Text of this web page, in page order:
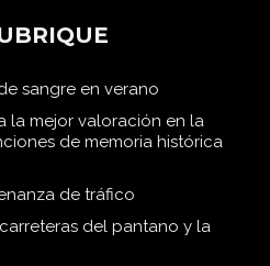
sangre en verano
la mejor valoración en la
de memoria histórica
de tráfico
del pantano y la